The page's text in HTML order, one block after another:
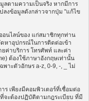
o
n
ลตามความเป็นจริง หากมีการ
ลงข้อมูลดังกล่าวจากปุ่ม "แก้ไข
อนไลน์ของ แก่สมาชิกทุกท่าน
หาอุปกรณ์ในการติดต่อเข้า
ยค่าบริการ โทรศัพท์ และค่า
ต้องใช้ภาษาอังกฤษเท่านั้น
าะตัวอักษร a-z, 0-9, -, _ ไม่
ร เพียงมีคอมพิวเตอร์ที่เชื่อมต่อ
จะต้องปฏิบัติตามกฎระเบียบ ที่มี